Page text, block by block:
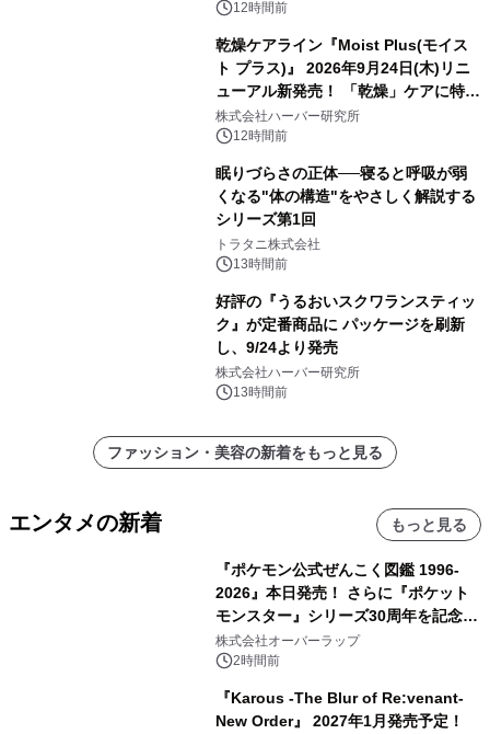
12時間前
乾燥ケアライン『Moist Plus(モイス
ト プラス)』 2026年9月24日(木)リニ
ューアル新発売！ 「乾燥」ケアに特化
し、ライン使いで潤いに満ちた肌へ
株式会社ハーバー研究所
12時間前
眠りづらさの正体──寝ると呼吸が弱
くなる"体の構造"をやさしく解説する
シリーズ第1回
トラタニ株式会社
13時間前
好評の『うるおいスクワランスティッ
ク』が定番商品に パッケージを刷新
し、9/24より発売
株式会社ハーバー研究所
13時間前
ファッション・美容の新着をもっと見る
エンタメの新着 もっと見る
『ポケモン公式ぜんこく図鑑 1996-
2026』本日発売！ さらに『ポケット
モンスター』シリーズ30周年を記念し
た画集『ポケットモンスター ビジュア
ルアートブック』の発売決定！ 2026
株式会社オーバーラップ
2時間前
『Karous -The Blur of Re:venant-
New Order』 2027年1月発売予定！